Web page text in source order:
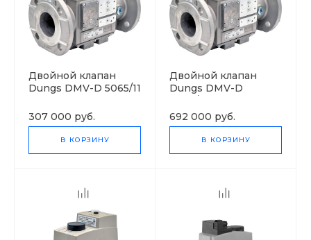
Двойной клапан
Dungs DMV-D 5065/11
307 000 руб.
В КОРЗИНУ
Двойной клапан
Dungs DMV-D
692 000 руб.
В КОРЗИНУ